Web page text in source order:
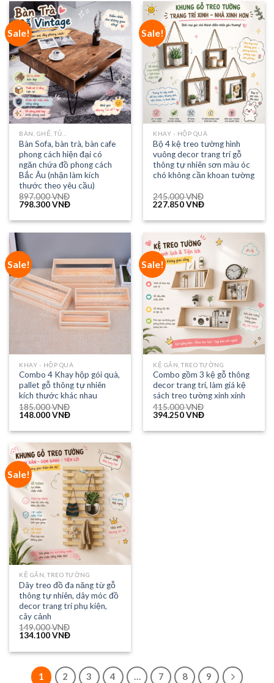
Sale!
BÀN, GHẾ, TỦ...
Bàn Sofa, bàn trà, bàn cafe
phong cách hiện đại có
ngăn chứa đồ phong cách
Bắc Âu (nhận làm kích
thước theo yêu cầu)
897.000VNĐ
798.300VNĐ
Sale!
KHAY - HỘP QUÀ
Bộ 4 kệ treo tường hình
vuông decor trang trí gỗ
thông tự nhiên sơn màu óc
chó không cần khoan tường
245.000VNĐ
227.850VNĐ
Sale!
KHAY - HỘP QUÀ
Combo 4 Khay hộp gói quà,
pallet gỗ thông tự nhiên
kích thước khác nhau
185.000VNĐ
148.000VNĐ
Sale!
KỆ GẮN, TREO TƯỜNG
Combo gồm 3 kệ gỗ thông
decor trang trí, làm giá kệ
sách treo tường xinh xinh
415.000VNĐ
394.250VNĐ
Sale!
KỆ GẮN, TREO TƯỜNG
Dây treo đồ đa năng từ gỗ
thông tự nhiên, dây móc đồ
decor trang trí phụ kiện,
cây cảnh
149.000VNĐ
134.100VNĐ
1 2 3 4 … 7 8 9